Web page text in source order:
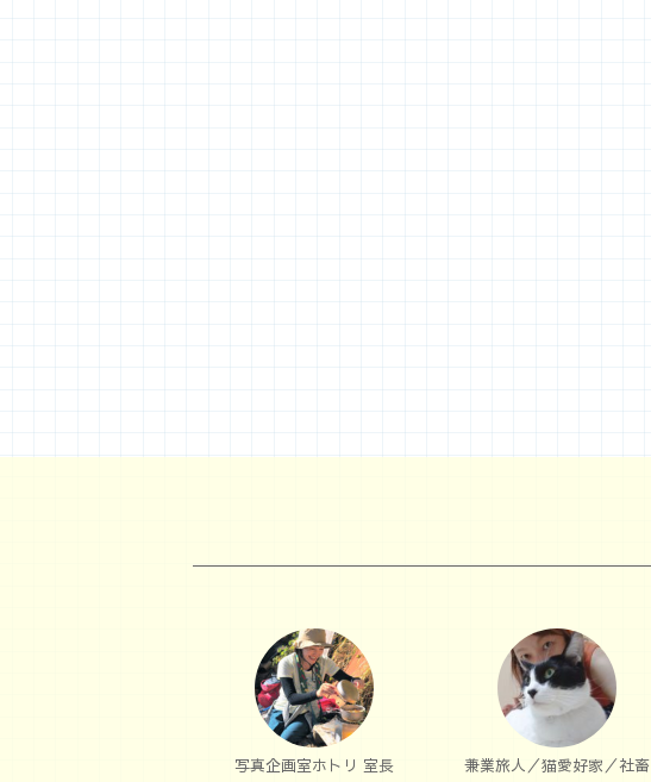
写真企画室ホトリ 室長 兼業旅人／猫愛好家／社畜